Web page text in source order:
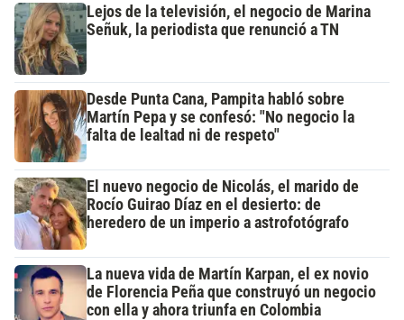
Lejos de la televisión, el negocio de Marina
Señuk, la periodista que renunció a TN
Desde Punta Cana, Pampita habló sobre
Martín Pepa y se confesó: "No negocio la
falta de lealtad ni de respeto"
El nuevo negocio de Nicolás, el marido de
Rocío Guirao Díaz en el desierto: de
heredero de un imperio a astrofotógrafo
La nueva vida de Martín Karpan, el ex novio
de Florencia Peña que construyó un negocio
con ella y ahora triunfa en Colombia